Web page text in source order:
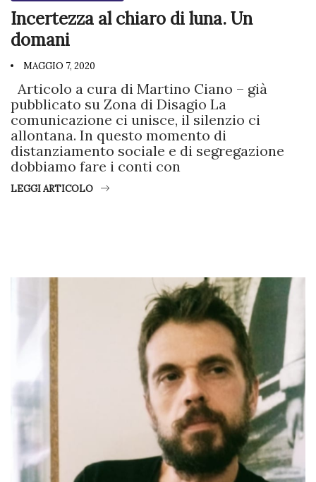
Incertezza al chiaro di luna. Un
domani
MAGGIO 7, 2020
Articolo a cura di Martino Ciano – già
pubblicato su Zona di Disagio La
comunicazione ci unisce, il silenzio ci
allontana. In questo momento di
distanziamento sociale e di segregazione
dobbiamo fare i conti con
LEGGI ARTICOLO